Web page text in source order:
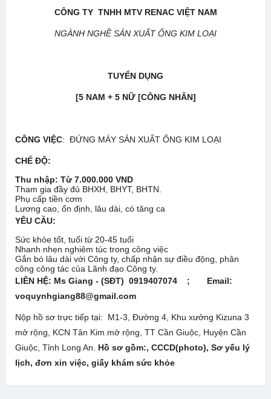
CÔNG TY TNHH MTV RENAC VIỆT NAM
NGÀNH NGHỀ SẢN XUẤT ỐNG KIM LOẠI
TUYỂN DỤNG
[5 NAM + 5 NỮ [CÔNG NHÂN]
CÔNG VIỆC: ĐỨNG MÁY SẢN XUẤT ỐNG KIM LOẠI
CHẾ ĐỘ:
Thu nhập: Từ 7.000.000 VND
Tham gia đầy đủ BHXH, BHYT, BHTN.
Phụ cấp tiền cơm
Lương cao, ổn định, lâu dài, có tăng ca
YÊU CẦU:
Sức khỏe tốt, tuổi từ 20-45 tuổi
Nhanh nhẹn nghiêm túc trong công việc
Gắn bó lâu dài với Công ty, chấp nhận sự điều động, phân
công công tác của Lãnh đạo Công ty.
LIÊN HỆ: Ms Giang - (SĐT) 0919407074 ; Email:
voquynhgiang88@gmail.com
Nộp hồ sơ trực tiếp tại: M1-3, Đường 4, Khu xưởng Kizuna 3
mở rộng, KCN Tân Kim mở rộng, TT Cần Giuộc, Huyện Cần
Giuộc, Tỉnh Long An. Hồ sơ gồm:, CCCD(photo), Sơ yếu lý
lịch, đơn xin việc, giấy khám sức khỏe